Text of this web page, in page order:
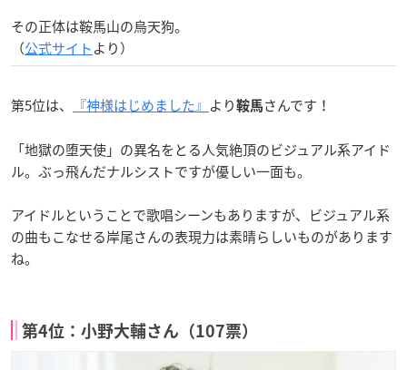
その正体は鞍馬山の烏天狗。
（公式サイトより）
第5位は、 『神様はじめました』 より 鞍馬 さんです！
「地獄の堕天使」の異名をとる人気絶頂のビジュアル系アイド
ル。ぶっ飛んだナルシストですが優しい一面も。
アイドルということで歌唱シーンもありますが、ビジュアル系
の曲もこなせる岸尾さんの表現力は素晴らしいものがあります
ね。
第4位：小野大輔さん（107票）